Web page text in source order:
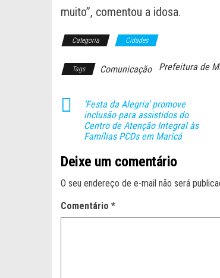
muito”, comentou a idosa.
Categoria Cidades
Tags Comunicação Prefeitura de
‘Festa da Alegria’ promove
inclusão para assistidos do
Centro de Atenção Integral às
Famílias PCDs em Maricá
Deixe um comentário
O seu endereço de e-mail não será
Comentário *